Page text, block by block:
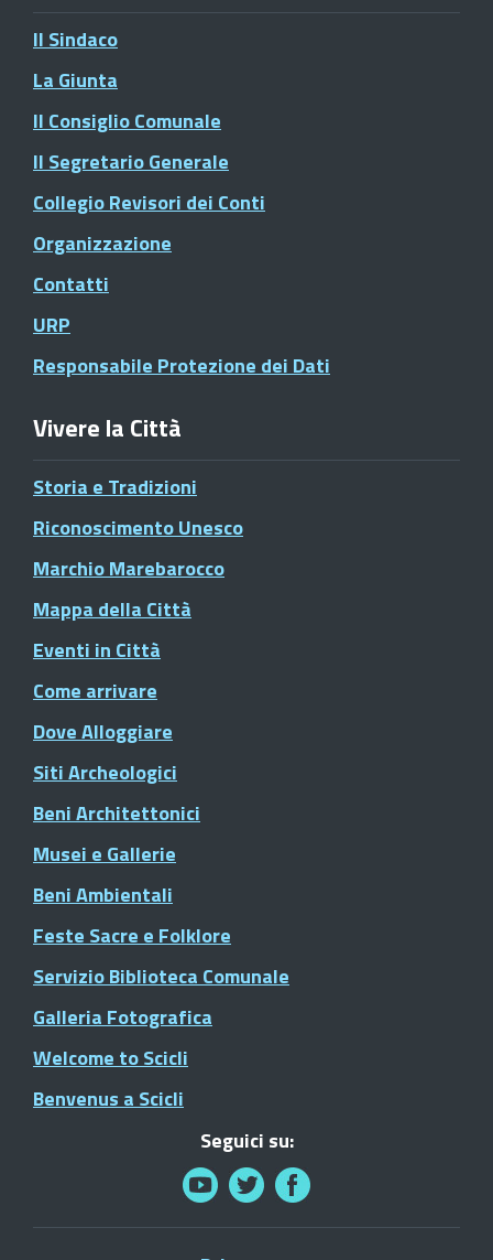
Il Sindaco
La Giunta
Il Consiglio Comunale
Il Segretario Generale
Collegio Revisori dei Conti
Organizzazione
Contatti
URP
Responsabile Protezione dei Dati
Vivere la Città
Storia e Tradizioni
Riconoscimento Unesco
Marchio Marebarocco
Mappa della Città
Eventi in Città
Come arrivare
Dove Alloggiare
Siti Archeologici
Beni Architettonici
Musei e Gallerie
Beni Ambientali
Feste Sacre e Folklore
Servizio Biblioteca Comunale
Galleria Fotografica
Welcome to Scicli
Benvenus a Scicli
Seguici su: